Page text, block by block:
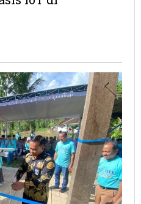
Surya
Berbasis
IoT
di
Cokrokembang